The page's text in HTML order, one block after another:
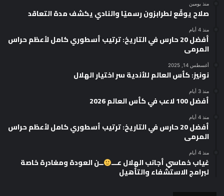
منذ يومين
صلاح يوقّع لطرابزون رسميًا والنادي يكشف مدة التعاقد
منذ 4 أيام
أفضل 20 حارس في التاريخ: ترتيب أسطوري كامل لأعظم حراس
المرمى
أغسطس 14, 2025
نونيز: كأس العالم للأندية سر اختيار الهلال
منذ 3 أيام
أفضل 100 لاعب في كأس العالم 2026
منذ 4 أيام
أفضل 20 حارس في التاريخ: ترتيب أسطوري كامل لأعظم حراس
المرمى
منذ 4 أيام
غياب خماسي أجانب الهلال عـــ ــن العودة ومغادرة خاصة
لبرامج الاستشفاء والتأهيل